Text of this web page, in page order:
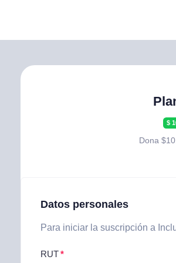
$
Dona
Datos personales
Para iniciar la suscripción a
RUT